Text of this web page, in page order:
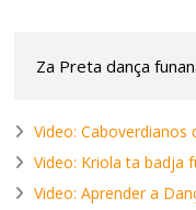
Za Preta dança
Video: Caboverdianos
Video: Kriola ta badja
Video: Aprender a